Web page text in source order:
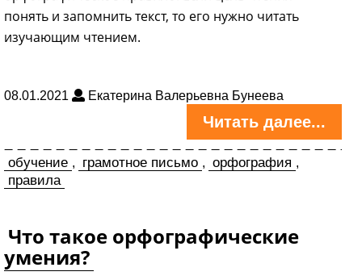
понять и запомнить текст, то его нужно читать
изучающим чтением.
08.01.2021 Екатерина Валерьевна Бунеева
Читать далее...
обучение , грамотное письмо , орфография ,
правила
Что такое орфографические
умения?